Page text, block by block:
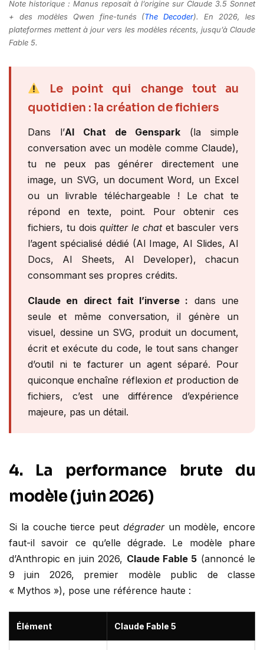
Note historique : Manus reposait à l’origine sur Claude 3.5 Sonnet
+ des modèles Qwen fine-tunés (The Decoder). En 2026, les
plateformes mettent à jour vers les modèles récents, jusqu’à Claude
Fable 5.
Le point qui change tout au
quotidien : la création de fichiers
Dans l’AI Chat de Genspark (la simple
conversation avec un modèle comme Claude),
tu ne peux pas générer directement une
image, un SVG, un document Word, un Excel
ou un livrable téléchargeable ! Le chat te
répond en texte, point. Pour obtenir ces
fichiers, tu doisquitter le chatet basculer vers
l’agent spécialisé dédié (AI Image, AI Slides, AI
Docs, AI Sheets, AI Developer), chacun
consommant ses propres crédits.
Claude en direct fait l’inverse : dans une
seule et même conversation, il génère un
visuel, dessine un SVG, produit un document,
écrit et exécute du code, le tout sans changer
d’outil ni te facturer un agent séparé. Pour
quiconque enchaîne réflexionetproduction de
fichiers, c’est une différence d’expérience
majeure, pas un détail.
4. La performance brute du
modèle (juin 2026)
Si la couche tierce peut dégraderun modèle, encore
faut-il savoir ce qu’elle dégrade. Le modèle phare
d’Anthropic en juin 2026, Claude Fable 5 (annoncé le
9 juin 2026, premier modèle public de classe
« Mythos »), pose une référence haute :
Élément Claude Fable 5